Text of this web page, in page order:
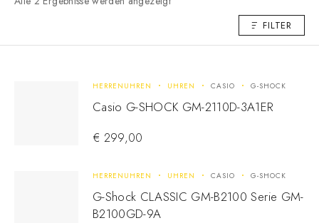
FILTER
HERRENUHREN UHREN CASIO G-SHOCK
Casio G-SHOCK GM-2110D-3A1ER
€ 299,00
HERRENUHREN UHREN CASIO G-SHOCK
G-Shock CLASSIC GM-B2100 Serie GM-
B2100GD-9A